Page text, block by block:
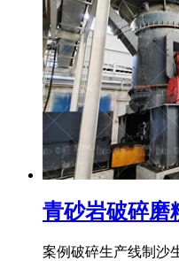
青砂岩破碎磨
案例破碎生产线制沙